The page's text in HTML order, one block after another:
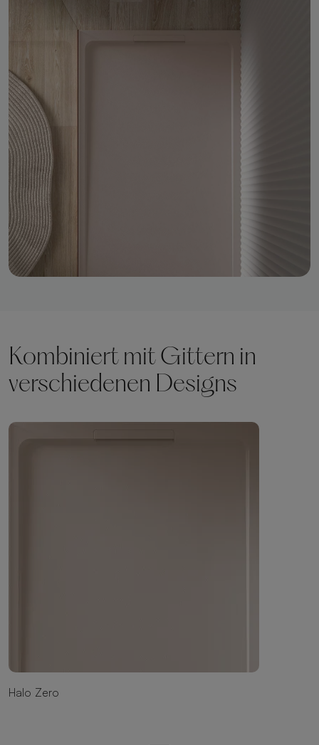
Kombiniert mit Gittern in
verschiedenen Designs
Halo Zero